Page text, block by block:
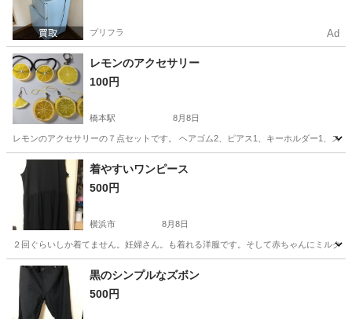
プリフラ Ad
レモンのアクセサリー
100円
橋本駅 8月8日
レモンのアクセサリーの７点セットです。 ヘアゴム2、ピアス1、キーホルダー1、ス
神奈川 相模原市 橋本駅 アクセサリー
着やすいワンピース
500円
横浜市 8月8日
２回ぐらいしか着てません。妊婦さん。も着れる洋服です。そして赤ちゃんにミルク
神奈川 横浜市 ワンピース ミルク
黒のシンプルなズボン
500円